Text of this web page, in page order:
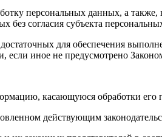
персональных данных, а
без согласия субъекта
для обеспечения
иное не предусмотрено
касающуюся обработки его
действующим